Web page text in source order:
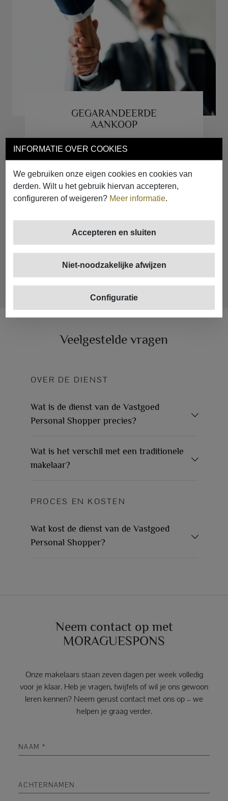
INFORMATIE OVER COOKIES
We gebruiken onze eigen cookies en cookies van
derden. Wilt u het gebruik hiervan accepteren,
configureren of weigeren? Meer informatie.
Accepteren en sluiten
Niet-noodzakelijke afwijzen
Configuratie
GEGARANDEERDE
AANKOOP
Wij garanderen de aankoop: je betaalt nooit
betekent geen hogere eindprijs. Al onze
PSI's zijn getraind om volgens onze WIN to
WIN-strategie te werken, waarmee we
tevreden klanten garanderen bij elke
Veelgestelde vragen
OVER DE DIENST
Wat is de dienst van de Vastgoed
Personal Shopper precies?
Wat is het verschil met een traditionele
makelaar?
PROCES EN KOSTEN
Wat kost de dienst van de Vastgoed
Personal Shopper?
Neem contact op met
MORAGUESPONS
Onze makelaars staan zeven dagen per week volledig
voor je klaar. Heb je vragen, twijfels of wil je ons gewoon
leren kennen? Neem gerust contact met ons op – we
helpen je graag verder.